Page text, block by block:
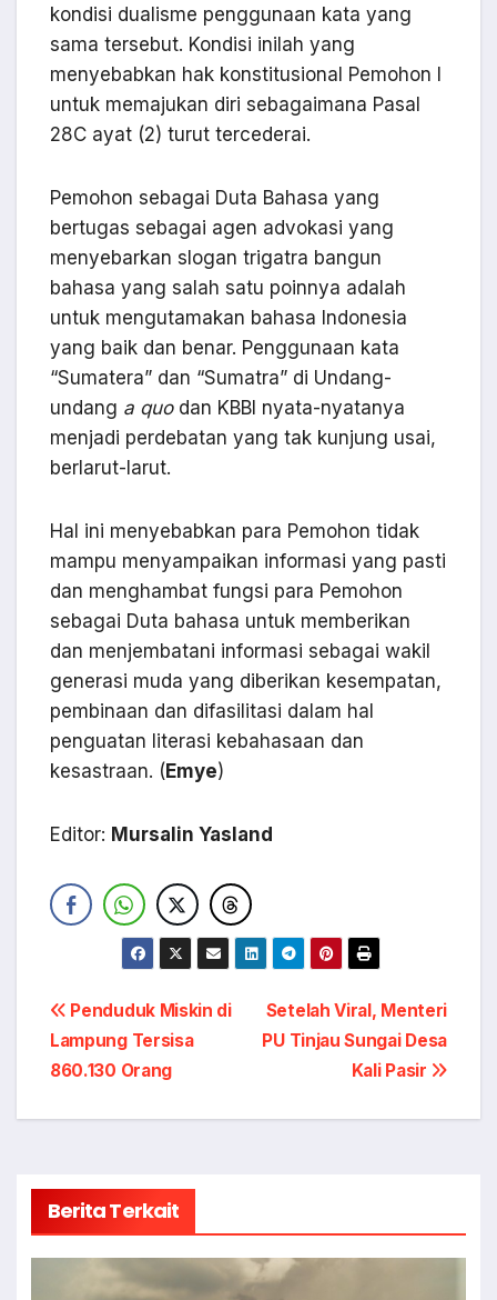
kondisi dualisme penggunaan kata yang
sama tersebut. Kondisi inilah yang
menyebabkan hak konstitusional Pemohon I
untuk memajukan diri sebagaimana Pasal
28C ayat (2) turut tercederai.
Pemohon sebagai Duta Bahasa yang
bertugas sebagai agen advokasi yang
menyebarkan slogan trigatra bangun
bahasa yang salah satu poinnya adalah
untuk mengutamakan bahasa Indonesia
yang baik dan benar. Penggunaan kata
“Sumatera” dan “Sumatra” di Undang-
undang a quodan KBBI nyata-nyatanya
menjadi perdebatan yang tak kunjung usai,
berlarut-larut.
Hal ini menyebabkan para Pemohon tidak
mampu menyampaikan informasi yang pasti
dan menghambat fungsi para Pemohon
sebagai Duta bahasa untuk memberikan
dan menjembatani informasi sebagai wakil
generasi muda yang diberikan kesempatan,
pembinaan dan difasilitasi dalam hal
penguatan literasi kebahasaan dan
kesastraan. ( Emye)
Editor: Mursalin Yasland
Navigasi
pos
Setelah Viral, Menteri
PU Tinjau Sungai Desa
Kali Pasir
Penduduk Miskin di
Lampung Tersisa
860.130 Orang
Berita Terkait